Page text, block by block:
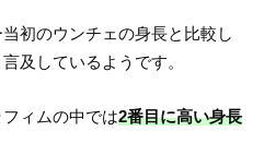
初のウンチェの身長と比較し
言及しているようです。
ィムの中では2番目に高い身長